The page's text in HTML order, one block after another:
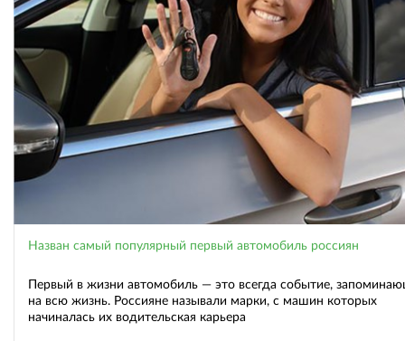
Назван самый популярный первый автомобиль россиян
Первый в жизни автомобиль — это всегда событие,
на всю жизнь. Россияне называли марки, с машин которых
начиналась их водительская карьера